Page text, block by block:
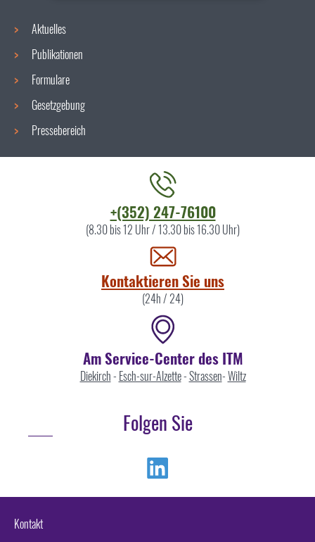
Aktuelles
Publikationen
Formulare
Gesetzgebung
Pressebereich
+(352) 247-76100
(8.30 bis 12 Uhr / 13.30 bis 16.30 Uhr)
Kontaktieren Sie uns
(24h / 24)
Am Service-Center des ITM
Diekirch- Esch-sur-Alzette-Strassen-Wiltz
Folgen Sie
Kontakt